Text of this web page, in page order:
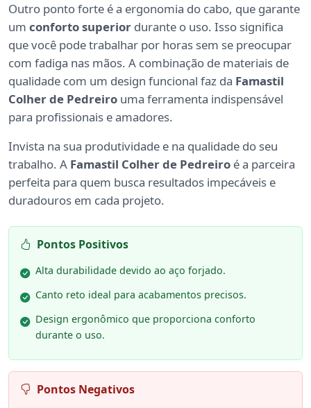
Outro ponto forte é a ergonomia do cabo, que garante
um conforto superior durante o uso. Isso significa
que você pode trabalhar por horas sem se preocupar
com fadiga nas mãos. A combinação de materiais de
qualidade com um design funcional faz da Famastil
Colher de Pedreiro uma ferramenta indispensável
para profissionais e amadores.
Invista na sua produtividade e na qualidade do seu
trabalho. A Famastil Colher de Pedreiro é a parceira
perfeita para quem busca resultados impecáveis e
duradouros em cada projeto.
Pontos Positivos
Alta durabilidade devido ao aço forjado.
Canto reto ideal para acabamentos precisos.
Design ergonômico que proporciona conforto
durante o uso.
Pontos Negativos